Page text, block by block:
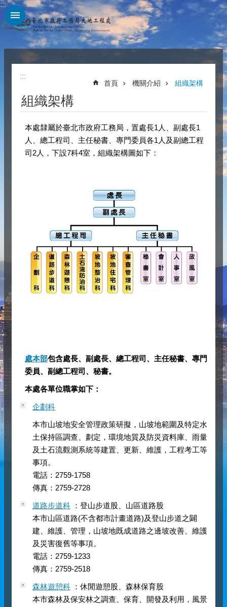
跳到主要內容區塊
:::
:::
首頁 機關介紹 組織架構
組織架構
本處隸屬於臺北市政府工務局，置處長1人、副處長1
人、總工程司、主任秘書、專門委員各1人及副總工程
司2人，下設7科4室，組織架構圖如下：
處本部包含處長、副處長、總工程司、主任秘書、專門
委員、副總工程司、秘書。
本處各單位職掌如下：
企劃科
本市山坡地安全管理政策研擬，山坡地範圍及特定水
土保持區調查、劃定，環境地質及防災資料庫、雨量
及土石流觀測系統等建置、更新、維護，工程考工等
事項。
電話：2759-1758
傳真：2759-2728
道路步道科 ：登山步道股、山區道路股
本市山區道路(不含都市計畫道路)及登山步道之闢
建、維護、管理，山坡地既成道路之邊坡改善、維護
及災害復舊等事項。
電話：2759-1233
傳真：2759-2518
森林遊憩科 ：休閒遊憩股、森林保育股
本市森林及保安林之調查、保育、開發及利用，風景